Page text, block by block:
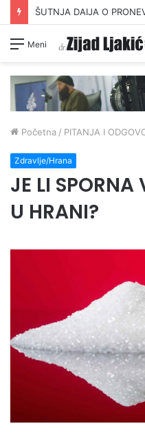
ŠUTNJA DAIJA O
Meni
Početna / PITANJA I
Zdravlje/Hrana
JE LI SPORNA
U HRANI?